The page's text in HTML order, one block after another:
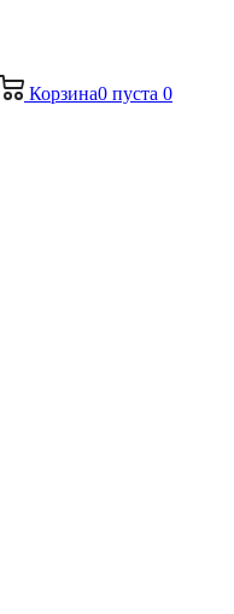
Корзина0 пуста 0